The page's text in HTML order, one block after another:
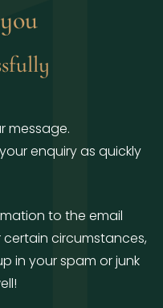
message.
enquiry as quickly
to the email
circumstances,
in your spam or junk